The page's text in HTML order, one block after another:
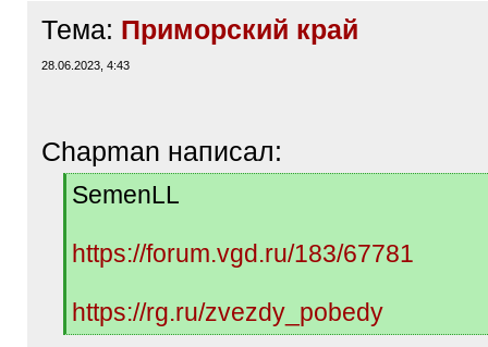
Тема: Приморский край
28.06.2023, 4:43
Chapman написал:
[
q
SemenLL
https://forum.vgd.ru/183/67781
https://rg.ru/zvezdy_pobedy
[